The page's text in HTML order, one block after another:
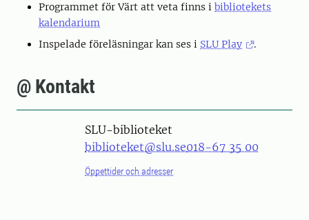
Programmet för Värt att veta finns i bibliotekets
kalendarium
Inspelade föreläsningar kan ses i SLU Play .
@ Kontakt
SLU-biblioteket
biblioteket@slu.se018-67 35 00
Öppettider och adresser